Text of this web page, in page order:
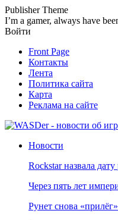
Publisher Theme
I’m a gamer, always have
Войти
Front Page
Контакты
Лента
Политика сайта
Карта
Реклама на сайте
Новости
Rockstar назвала
Через пять лет
Рунет снова